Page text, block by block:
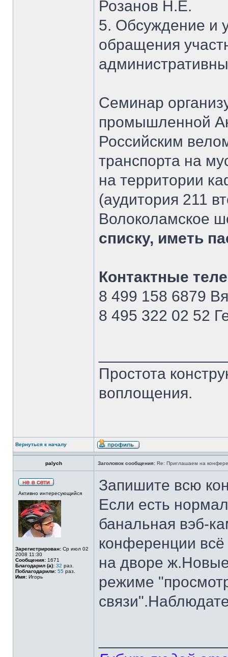
Розанов Н.Е.
5. Обсуждение и
обращения
Семинар
промышленной
Российским
транспорта на
на территории
(аудитория 211
Волоколамское
списку, иметь
Контактные
8 499 158 6879
8 495 322 02 52
Простота
воплощения.
Вернуться к началу
palych Заголовок сообщения: Re: Приглашаем на
Активно интересующийся
Зарегистрирован: Ср июл 02
2008 11:30
Сообщения: 1671
Благодарил (а): 32 раз.
Поблагодарили: 55 раз.
Имя: Игорь
Запишите всю
Если есть
банальная вэб-
конференции всё
на дворе
режиме